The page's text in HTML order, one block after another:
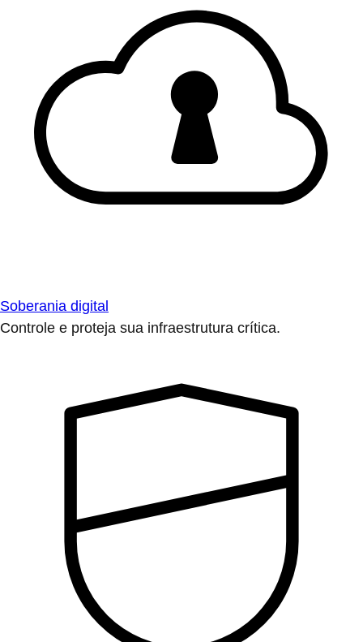
Soberania digital
Controle e proteja sua infraestrutura crítica.